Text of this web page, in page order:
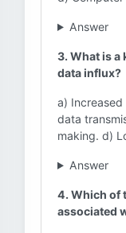
Answer
3. What is a
data influx?
a)
data
making. d)
Answer
4. Which of
associated